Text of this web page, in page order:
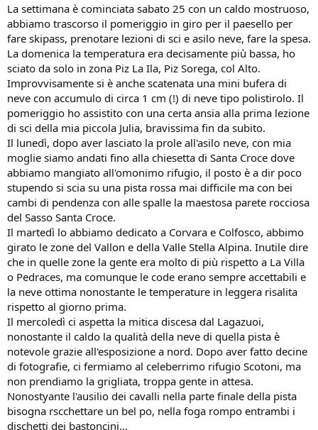
La settimana è cominciata sabato 25 con un caldo mostruoso,
abbiamo trascorso il pomeriggio in giro per il paesello per
fare skipass, prenotare lezioni di sci e asilo neve, fare la spesa.
La domenica la temperatura era decisamente più bassa, ho
sciato da solo in zona Piz La Ila, Piz Sorega, col Alto.
Improvvisamente si è anche scatenata una mini bufera di
neve con accumulo di circa 1 cm (!) di neve tipo polistirolo. Il
pomeriggio ho assistito con una certa ansia alla prima lezione
di sci della mia piccola Julia, bravissima fin da subito.
Il lunedì, dopo aver lasciato la prole all'asilo neve, con mia
moglie siamo andati fino alla chiesetta di Santa Croce dove
abbiamo mangiato all'omonimo rifugio, il posto è a dir poco
stupendo si scia su una pista rossa mai difficile ma con bei
cambi di pendenza con alle spalle la maestosa parete rocciosa
del Sasso Santa Croce.
Il martedì lo abbiamo dedicato a Corvara e Colfosco, abbimo
girato le zone del Vallon e della Valle Stella Alpina. Inutile dire
che in quelle zone la gente era molto di più rispetto a La Villa
o Pedraces, ma comunque le code erano sempre accettabili e
la neve ottima nonostante le temperature in leggera risalita
rispetto al giorno prima.
Il mercoledì ci aspetta la mitica discesa dal Lagazuoi,
nonostante il caldo la qualità della neve di quella pista è
notevole grazie all'esposizione a nord. Dopo aver fatto decine
di fotografie, ci fermiamo al celeberrimo rifugio Scotoni, ma
non prendiamo la grigliata, troppa gente in attesa.
Nonostyante l'ausilio dei cavalli nella parte finale della pista
bisogna rscchettare un bel po, nella foga rompo entrambi i
dischetti dei bastoncini...